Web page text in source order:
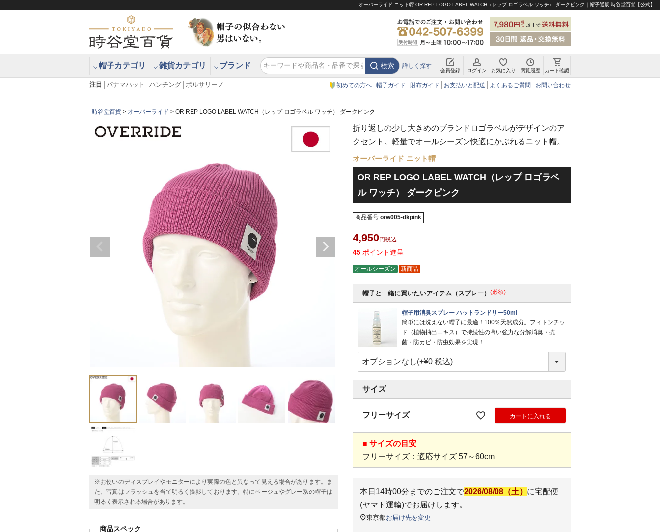
オーバーライド ニット帽 OR REP LOGO LABEL WATCH（レップ ロゴラベル ワッチ） ダークピンク｜帽子通販 時谷堂百貨【公式】
帽子カテゴリ 雑貨カテゴリ ブランド 検索 詳しく探す
会員登録 ログイン お気に入り 閲覧履歴 カート確認
注目 パナマハット ハンチング ボルサリーノ 初めての方へ 帽子ガイド 財布ガイド お支払いと配送 よくあるご質問 お問い合わせ
時谷堂百貨 オーバーライド OR REP LOGO LABEL WATCH（レップ ロゴラベル ワッチ） ダークピンク
※お使いのディスプレイやモニターにより実際の色と異なって見える場合があります。ま
た、写真はフラッシュを当て明るく撮影しております。特にベージュやグレー系の帽子は
明るく表示される場合があります。
商品スペック
折り返しの少し大きめのブランドロゴラベルがデザインのア
クセント。軽量でオールシーズン快適にかぶれるニット帽。
オーバーライド ニット帽
OR REP LOGO LABEL WATCH（レップ ロゴラベ
ル ワッチ） ダークピンク
商品番号 orw005-dkpink
4,950 税込
45 ポイント進呈
オールシーズン 新商品
帽子と一緒に買いたいアイテム（スプレー） (必須)
帽子用消臭スプレー ハットランドリー50ml
簡単には洗えない帽子に最適！100％天然成分。フィトンチッ
ド（植物抽出エキス）で持続性の高い強力な分解消臭・抗
菌・防カビ・防虫効果を実現！
サイズ
フリーサイズ カートに入れる
■ サイズの目安
フリーサイズ：適応サイズ 57～60cm
本日 14時00分 までのご注文で2026/08/08（土） に宅配便
(ヤマト運輸)でお届けします。
東京都お届け先を変更